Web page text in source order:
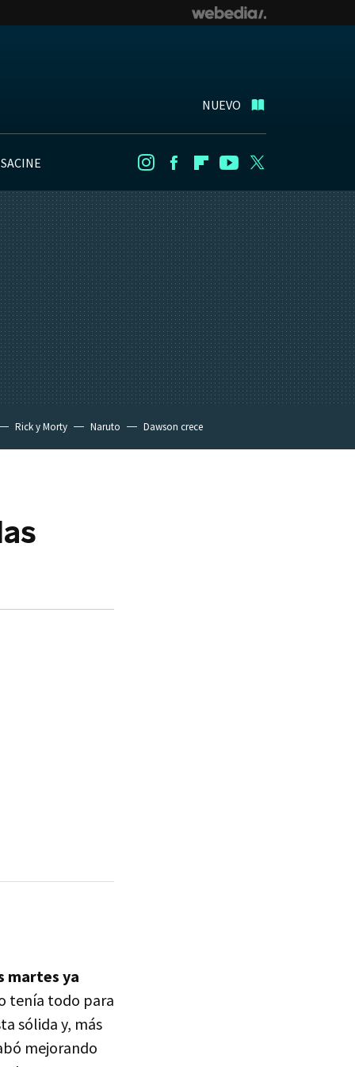
NUEVO
InstagramFacebookFlipboard
Youtube
Rick y Morty Naruto Dawson crece
martes ya
tenía todo para
sólida y, más
mejorando